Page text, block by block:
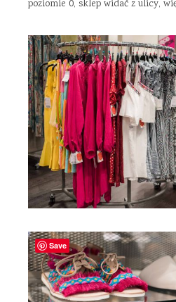
poziomie 0, sklep widać z ulicy,
Save